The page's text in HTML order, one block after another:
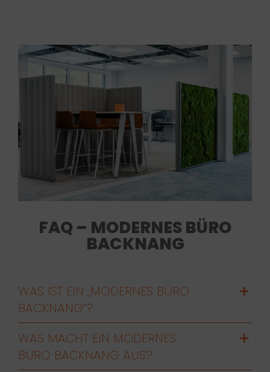
FAQ – MODERNES BÜRO
BACKNANG
WAS IST EIN „MODERNES BÜRO
BACKNANG“?
WAS MACHT EIN MODERNES
BÜRO BACKNANG AUS?